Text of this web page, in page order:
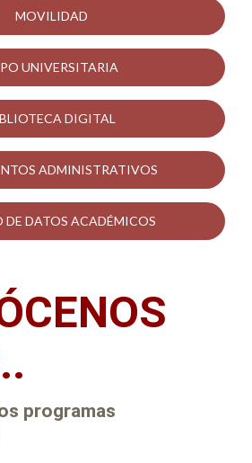
MOVILIDAD
UNIVERSITARIA
DIGITAL
ADMINISTRATIVOS
DE DATOS ACADÉMICOS
programas